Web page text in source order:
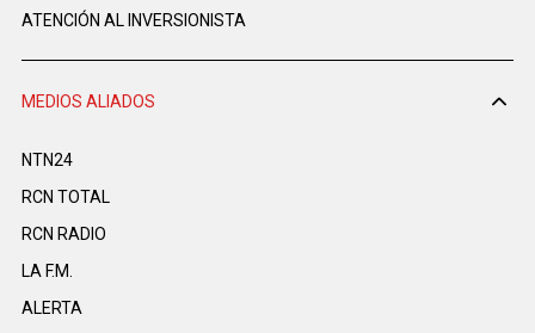
ATENCIÓN AL INVERSIONISTA
MEDIOS ALIADOS
NTN24
RCN TOTAL
RCN RADIO
LA F.M.
ALERTA